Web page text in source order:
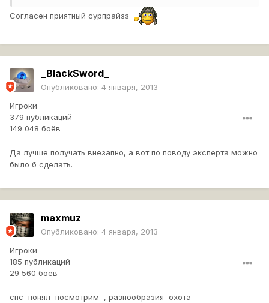
Согласен приятный сурпрайзз
_BlackSword_
Опубликовано: 4 января, 2013
Игроки
379 публикаций
149 048 боёв
Да лучше получать внезапно, а вот по поводу эксперта можно
было б сделать.
maxmuz
Опубликовано: 4 января, 2013
Игроки
185 публикаций
29 560 боёв
спс понял посмотрим , разнообразия охота